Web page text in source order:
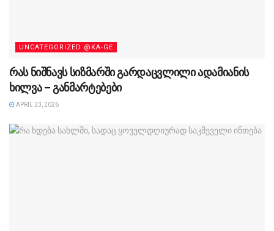
UNCATEGORIZED @KA-GE
რას ნიშნავს სიზმარში გარდაცვლილი ადამიანის
ხილვა – განმარტებები
APRIL 23, 2026